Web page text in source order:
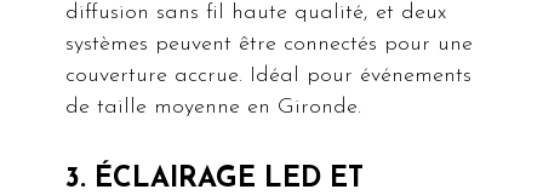
diffusion sans fil haute qualité, et deux
systèmes peuvent être connectés pour une
couverture accrue. Idéal pour événements
de taille moyenne en Gironde.
3. ÉCLAIRAGE LED ET